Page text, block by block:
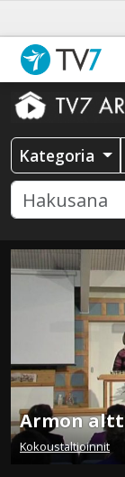
Kategoria
Armon
Kokoustaltioinnit